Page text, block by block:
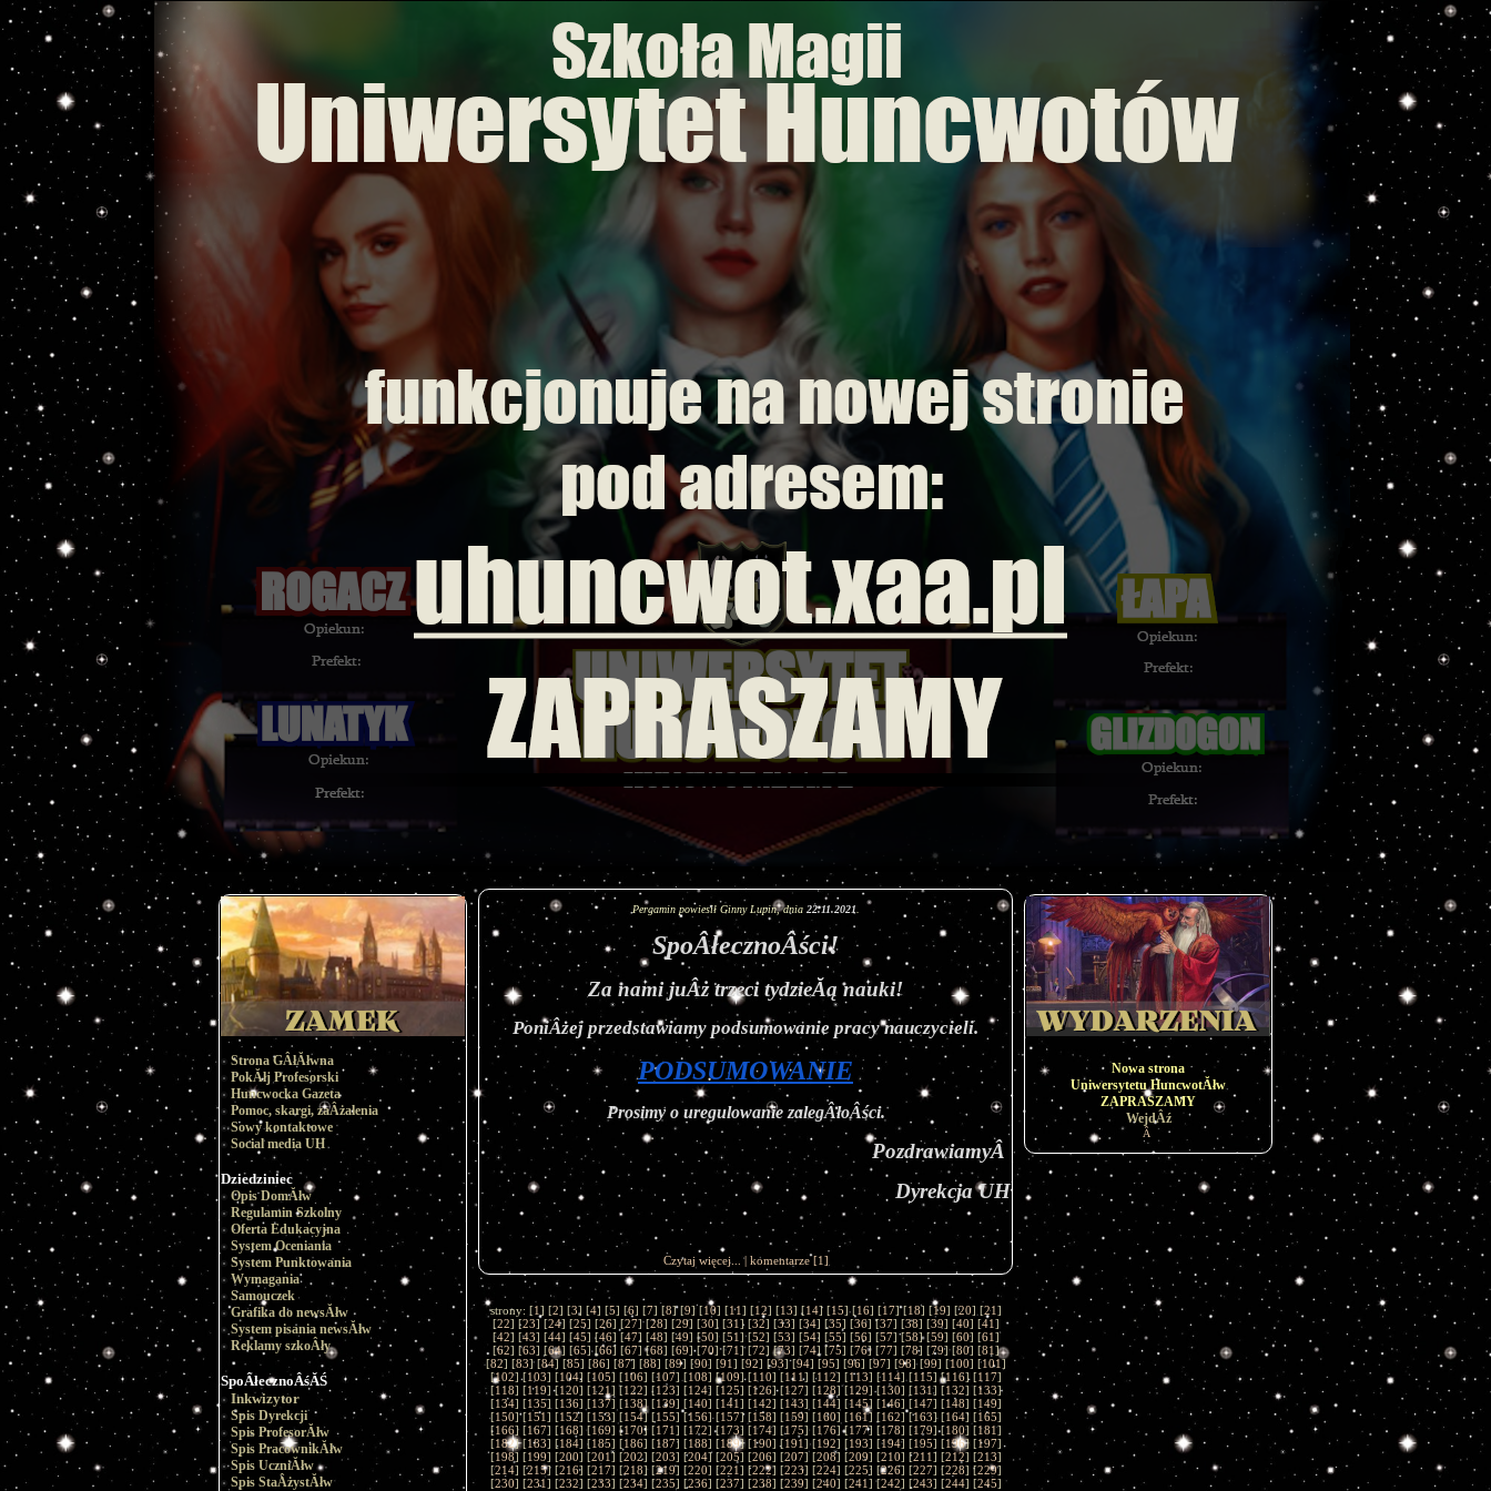
Strona GÂłĂłwna
PokĂłj Profesorski
Huncwocka Gazeta
Pomoc, skargi, zaÂżalenia
Sowy kontaktowe
Social media UH
Dziedziniec
Opis DomĂłw
Regulamin Szkolny
Oferta Edukacyjna
System Oceniania
System Punktowania
Wymagania
Samouczek
Grafika do newsĂłw
System pisania newsĂłw
Reklamy szkoÂły
SpoÂłecznoÂśĂŚ
Inkwizytor
Spis Dyrekcji
Spis ProfesorĂłw
Spis PracownikĂłw
Spis UczniĂłw
Spis StaÂżystĂłw
Pergamin powiesił Ginny Lupin, dnia 22.11.2021
SpoÂłecznoÂści!
Za nami juÂż trzeci tydzieĂą nauki!
PoniÂżej przedstawiamy podsumowanie pracy nauczycieli.
PODSUMOWANIE
Prosimy o uregulowanie zalegÂłoÂści.
PozdrawiamyÂ
Dyrekcja UH
Czytaj więcej... | komentarze[1]
strony: [1] [2] [3] [4] [5] [6] [7] [8] [9] [10] [11] [12] [13] [14] [15] [16] [17] [18] [19] [20] [21]
[22] [23] [24] [25] [26] [27] [28] [29] [30] [31] [32] [33] [34] [35] [36] [37] [38] [39] [40] [41]
[42] [43] [44] [45] [46] [47] [48] [49] [50] [51] [52] [53] [54] [55] [56] [57] [58] [59] [60] [61]
[62] [63] [64] [65] [66] [67] [68] [69] [70] [71] [72] [73] [74] [75] [76] [77] [78] [79] [80] [81]
[82] [83] [84] [85] [86] [87] [88] [89] [90] [91] [92] [93] [94] [95] [96] [97] [98] [99] [100] [101]
[102] [103] [104] [105] [106] [107] [108] [109] [110] [111] [112] [113] [114] [115] [116] [117]
[118] [119] [120] [121] [122] [123] [124] [125] [126] [127] [128] [129] [130] [131] [132] [133]
[134] [135] [136] [137] [138] [139] [140] [141] [142] [143] [144] [145] [146] [147] [148] [149]
[150] [151] [152] [153] [154] [155] [156] [157] [158] [159] [160] [161] [162] [163] [164] [165]
[166] [167] [168] [169] [170] [171] [172] [173] [174] [175] [176] [177] [178] [179] [180] [181]
[182] [183] [184] [185] [186] [187] [188] [189] [190] [191] [192] [193] [194] [195] [196] [197]
[198] [199] [200] [201] [202] [203] [204] [205] [206] [207] [208] [209] [210] [211] [212] [213]
[214] [215] [216] [217] [218] [219] [220] [221] [222] [223] [224] [225] [226] [227] [228] [229]
[230] [231] [232] [233] [234] [235] [236] [237] [238] [239] [240] [241] [242] [243] [244] [245]
Nowa strona
Uniwersytetu HuncwotĂłw
ZAPRASZAMY
WejdÂź
Â